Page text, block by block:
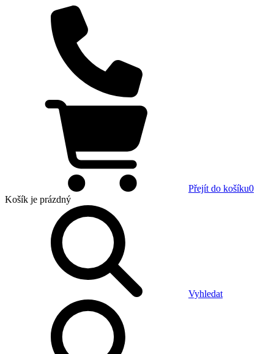
Přejít do košíku0
Košík je prázdný
Vyhledat